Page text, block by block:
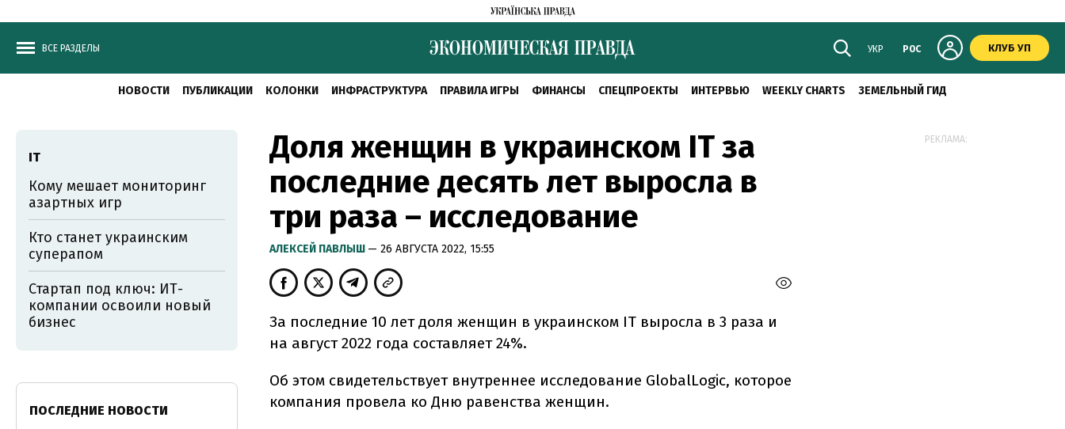
ВСЕ РАЗДЕЛЫ УКР РОС КЛУБ УП
НОВОСТИ ПУБЛИКАЦИИ КОЛОНКИ ИНФРАСТРУКТУРА ПРАВИЛА ИГРЫ ФИНАНСЫ СПЕЦПРОЕКТЫ ИНТЕРВЬЮ WEEKLY CHARTS ЗЕМЕЛЬНЫЙ ГИД
Доля женщин в украинском IT за
последние десять лет выросла в
три раза – исследование
АЛЕКСЕЙ ПАВЛЫШ — 26 АВГУСТА 2022, 15:55
За последние 10 лет доля женщин в украинском IT выросла в 3 раза и
на август 2022 года составляет 24%.
Об этом свидетельствует внутреннее исследование GlobalLogic, которое
компания провела ко Дню равенства женщин.
ІТ
Кому мешает мониторинг
азартных игр
Кто станет украинским
суперапом
Стартап под ключ: ИТ-
компании освоили новый
бизнес
ПОСЛЕДНИЕ НОВОСТИ
РЕКЛАМА: